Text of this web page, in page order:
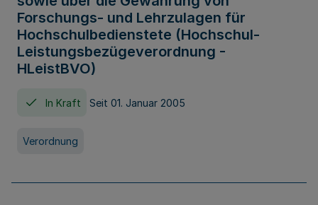
Forschungs- und Lehrzulagen für
Hochschulbedienstete (Hochschul-
Leistungsbezügeverordnung -
HLeistBVO)
In Kraft Seit 01. Januar 2005
Verordnung